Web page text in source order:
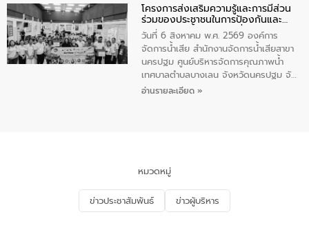
ประชาชน ตัวแทนจากโรงแรมต่างๆ ในเขต
เทศบาลตำบลราไวย์ ศูนย์บริหารจัดการ
คุณภาพน้ำเทศบาลตำบลราไวย์ นำโดยนาย
น้อย แก้วเศษ ผู้จัดการสำนักงานจัดการน้ำ
เสียสาขาภูเก็ต พร้อมด้วยเจ้าหน้าที่ จำนวน
5 คน ร่วมทำกิจกรรม ทำความสะอาด
ชายหาดและแหล่งท่องเที่ยว ณ บริเวณ
โครงการส่งเสริมความรู้และการมีส่วน
ร่วมของประชาชนในการป้องกันและ
แก้ไขปัญหาน้ำเสียอย่างยั่งยืน
วันที่ 6 สิงหาคม พ.ศ. 2569 องค์การ
จัดการน้ำเสีย สำนักงานจัดการน้ำเสียสาขา
นครปฐม ศูนย์บริหารจัดการคุณภาพน้ำ
เทศบาลตำบลบางเลน จังหวัดนครปฐม จัด
กิจกรรมภายใต้โครงการส่งเสริมความรู้และ
จัดการน้ำเสียและสร้างจิตสำนึกในการ
อนุรักษ์สิ่งแวดล้อม ในหัวข้อ “น้ำเสียชุมชน
และการบำบัดน้ำเสียเบื้องต้น” โดยให้ความรู้
เกี่ยวกับสาเหตุและผลกระทบของน้ำเสีย
อ่านรายละเอียด »
หมวดหมู่
ข่าวประชาสัมพันธ์ ข่าวผู้บริหาร